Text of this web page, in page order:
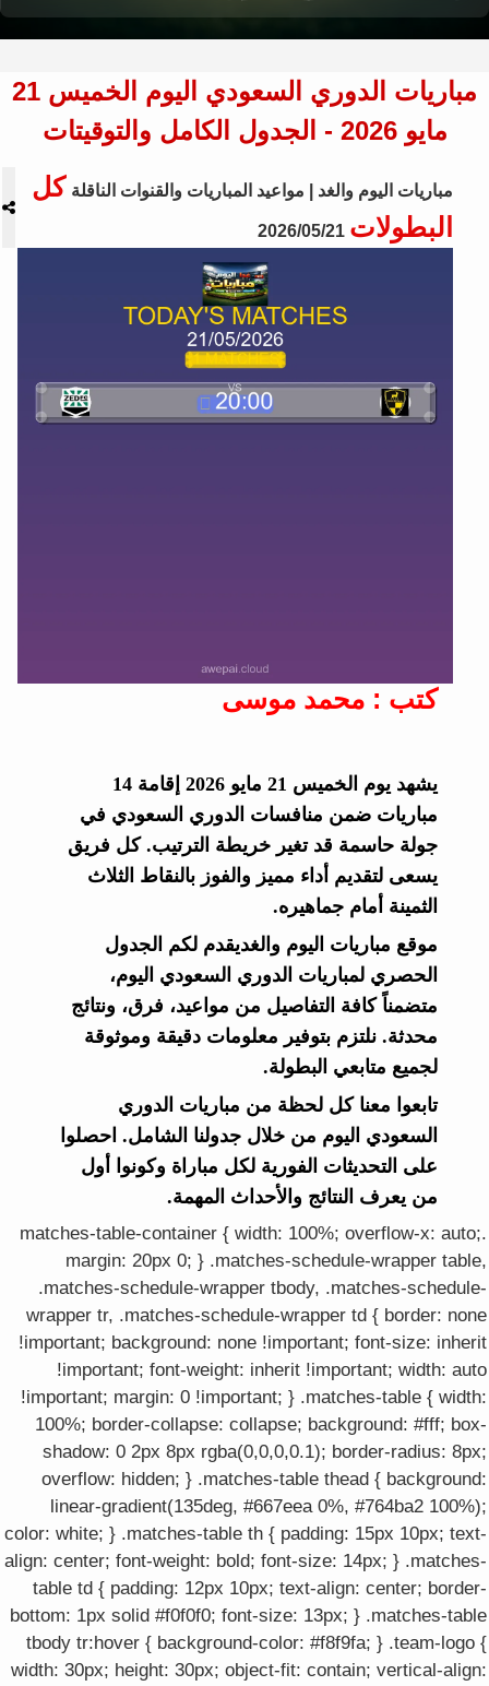
مباريات الدوري السعودي اليوم الخميس 21
مايو 2026 - الجدول الكامل والتوقيتات
مباريات اليوم والغد | مواعيد المباريات والقنوات الناقلة كل
البطولات 2026/05/21
كتب : محمد موسى
يشهد يوم الخميس 21 مايو 2026 إقامة 14
مباريات ضمن منافسات الدوري السعودي في
جولة حاسمة قد تغير خريطة الترتيب. كل فريق
يسعى لتقديم أداء مميز والفوز بالنقاط الثلاث
الثمينة أمام جماهيره.
موقع مباريات اليوم والغديقدم لكم الجدول
الحصري لمباريات الدوري السعودي اليوم،
متضمناً كافة التفاصيل من مواعيد، فرق، ونتائج
محدثة. نلتزم بتوفير معلومات دقيقة وموثوقة
لجميع متابعي البطولة.
تابعوا معنا كل لحظة من مباريات الدوري
السعودي اليوم من خلال جدولنا الشامل. احصلوا
على التحديثات الفورية لكل مباراة وكونوا أول
من يعرف النتائج والأحداث المهمة.
.matches-table-container { width: 100%; overflow-x: auto;
margin: 20px 0; } .matches-schedule-wrapper table,
.matches-schedule-wrapper tbody, .matches-schedule-
wrapper tr, .matches-schedule-wrapper td { border: none
!important; background: none !important; font-size: inherit
!important; font-weight: inherit !important; width: auto
!important; margin: 0 !important; } .matches-table { width:
100%; border-collapse: collapse; background: #fff; box-
shadow: 0 2px 8px rgba(0,0,0,0.1); border-radius: 8px;
overflow: hidden; } .matches-table thead { background:
linear-gradient(135deg, #667eea 0%, #764ba2 100%);
color: white; } .matches-table th { padding: 15px 10px; text-
align: center; font-weight: bold; font-size: 14px; } .matches-
table td { padding: 12px 10px; text-align: center; border-
bottom: 1px solid #f0f0f0; font-size: 13px; } .matches-table
tbody tr:hover { background-color: #f8f9fa; } .team-logo {
width: 30px; height: 30px; object-fit: contain; vertical-align: